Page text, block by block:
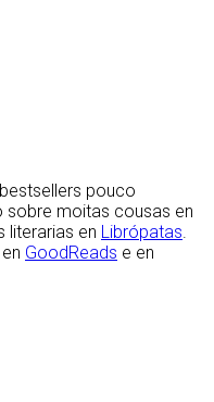
pouco
sobre moitas cousas en
literarias en Librópatas.
en GoodReads e en